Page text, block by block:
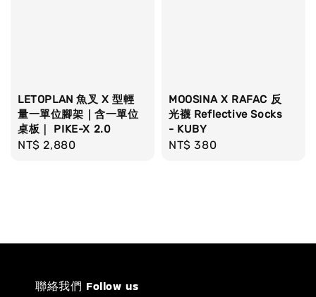
LETOPLAN 魚叉 X 型輕
量一單位腳架｜含一單位
桌板｜ PIKE-X 2.0
Regular
NT$ 2,880
MOOSINA X RAFAC 反
光襪 Reflective Socks
- KUBY
Regular
NT$ 380
聯絡我們 Follow us